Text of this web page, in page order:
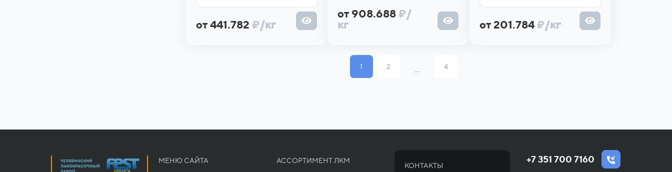
от 441.782 ₽/кг
от 908.688 ₽/
кг
от 201.784 ₽/кг
1 2 4
МЕНЮ САЙТА
АССОРТИМЕНТ ЛКМ
КОНТАКТЫ
+7 351 700 7160